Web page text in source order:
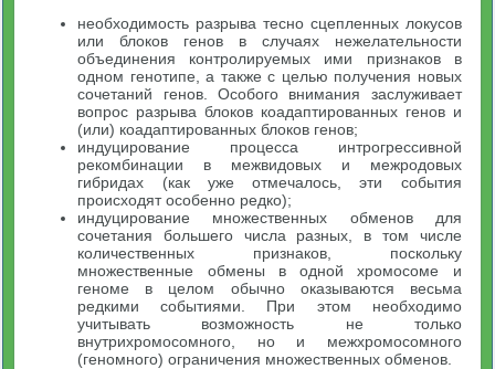
необходимость разрыва тесно сцепленных локусов
или блоков генов в случаях нежелательности
объединения контролируемых ими признаков в
одном генотипе, а также с целью получения новых
сочетаний генов. Особого внимания заслуживает
вопрос разрыва блоков коадаптированных генов и
(или) коадаптированных блоков генов;
индуцирование процесса интрогрессивной
рекомбинации в межвидовых и межродовых
гибридах (как уже отмечалось, эти события
происходят особенно редко);
индуцирование множественных обменов для
сочетания большего числа разных, в том числе
количественных признаков, поскольку
множественные обмены в одной хромосоме и
геноме в целом обычно оказываются весьма
редкими событиями. При этом необходимо
учитывать возможность не только
внутрихромосомного, но и межхромосомного
(геномного) ограничения множественных обменов.